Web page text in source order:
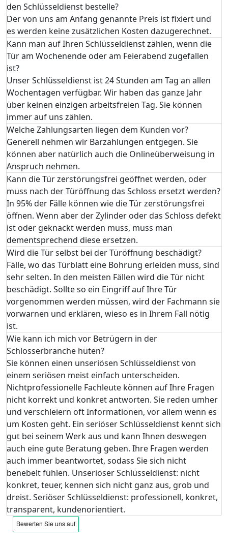
den Schlüsseldienst bestelle?
Der von uns am Anfang genannte Preis ist fixiert und
es werden keine zusätzlichen Kosten dazugerechnet.
Kann man auf Ihren Schlüsseldienst zählen, wenn die
Tür am Wochenende oder am Feierabend zugefallen
ist?
Unser Schlüsseldienst ist 24 Stunden am Tag an allen
Wochentagen verfügbar. Wir haben das ganze Jahr
über keinen einzigen arbeitsfreien Tag. Sie können
immer auf uns zählen.
Welche Zahlungsarten liegen dem Kunden vor?
Generell nehmen wir Barzahlungen entgegen. Sie
können aber natürlich auch die Onlineüberweisung in
Anspruch nehmen.
Kann die Tür zerstörungsfrei geöffnet werden, oder
muss nach der Türöffnung das Schloss ersetzt werden?
In 95% der Fälle können wie die Tür zerstörungsfrei
öffnen. Wenn aber der Zylinder oder das Schloss defekt
ist oder geknackt werden muss, muss man
dementsprechend diese ersetzen.
Wird die Tür selbst bei der Türöffnung beschädigt?
Fälle, wo das Türblatt eine Bohrung erleiden muss, sind
sehr selten. In den meisten Fällen wird die Tür nicht
beschädigt. Sollte so ein Eingriff auf Ihre Tür
vorgenommen werden müssen, wird der Fachmann sie
vorwarnen und erklären, wieso es in Ihrem Fall nötig
ist.
Wie kann ich mich vor Betrügern in der
Schlosserbranche hüten?
Sie können einen unseriösen Schlüsseldienst von
einem seriösen meist einfach unterscheiden.
Nichtprofessionelle Fachleute können auf Ihre Fragen
nicht korrekt und konkret antworten. Sie reden umher
und verschleiern oft Informationen, vor allem wenn es
um Kosten geht. Ein seriöser Schlüsseldienst kennt sich
gut bei seinem Werk aus und kann Ihnen deswegen
auch eine gute Beratung geben. Ihre Fragen werden
auch immer beantwortet, sodass Sie sich nicht
benebelt fühlen. Unseriöser Schlüsseldienst: nicht
konkret, teuer, kennen sich nicht ganz aus, grob und
dreist. Seriöser Schlüsseldienst: professionell, konkret,
transparent, kundenorientiert.